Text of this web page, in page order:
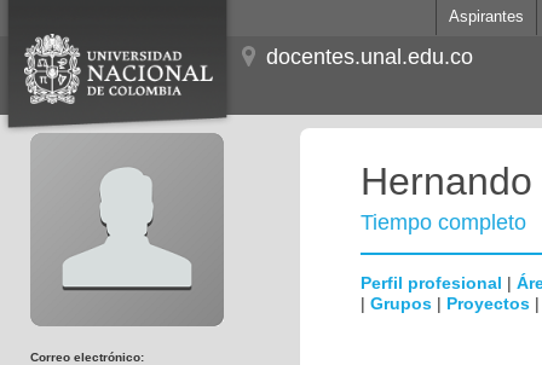
Aspirantes
docentes.unal.edu.co
Correo electrónico:
Tiempo completo
Perfil profesional |
| Grupos | Proyectos